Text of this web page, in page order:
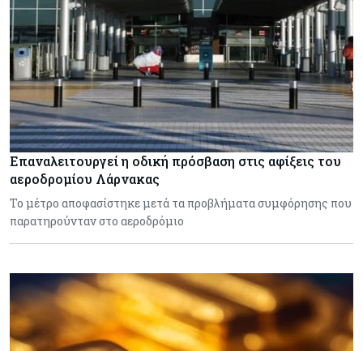
Επαναλειτουργεί η οδική πρόσβαση στις αφίξεις του
αεροδρομίου Λάρνακας
Το μέτρο αποφασίστηκε μετά τα προβλήματα συμφόρησης που
παρατηρούνταν στο αεροδρόμιο